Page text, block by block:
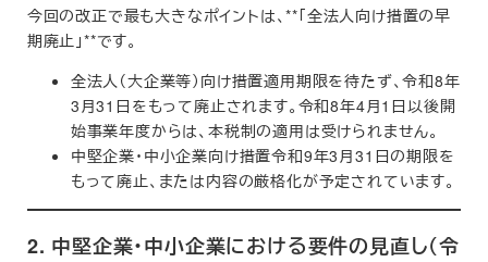
今回の改正で最も大きなポイントは、**「全法人向け措置の早
期廃止」**です。
全法人（大企業等）向け措置適用期限を待たず、令和8年
3月31日をもって廃止されます。令和8年4月1日以後開
始事業年度からは、本税制の適用は受けられません。
中堅企業・中小企業向け措置令和9年3月31日の期限を
もって廃止、または内容の厳格化が予定されています。
2. 中堅企業・中小企業における要件の見直し（令